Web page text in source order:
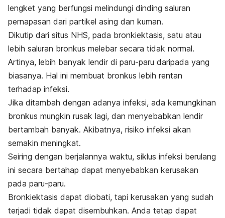
lengket yang berfungsi melindungi dinding saluran
pernapasan dari partikel asing dan kuman.
Dikutip dari situs NHS, pada bronkiektasis, satu atau
lebih saluran bronkus melebar secara tidak normal.
Artinya, lebih banyak lendir di paru-paru daripada yang
biasanya. Hal ini membuat bronkus lebih rentan
terhadap infeksi.
Jika ditambah dengan adanya infeksi, ada kemungkinan
bronkus mungkin rusak lagi, dan menyebabkan lendir
bertambah banyak. Akibatnya, risiko infeksi akan
semakin meningkat.
Seiring dengan berjalannya waktu, siklus infeksi berulang
ini secara bertahap dapat menyebabkan kerusakan
pada paru-paru.
Bronkiektasis dapat diobati, tapi kerusakan yang sudah
terjadi tidak dapat disembuhkan. Anda tetap dapat